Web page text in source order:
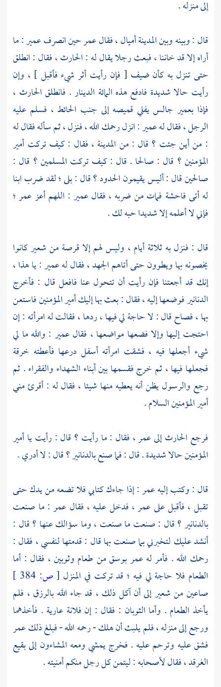
إلى منزله .
قال : وبينه وبينالمدينةأميال ، فقالعمرحين انصرفعمير: ما
أراه إلا قد خاننا ، فبعث رجلا يقال له :الحارث، فقال : انطلق
حتى تنزل به كأن ضيف [ فإن رأيت أثر شيء فأقبل ] ، وإن
رأيت حالا شديدة فادفع هذه المائة الدينار . فانطلقالحارث ،
فإذا بعمير جالس يفلي قميصه إلى جنب الحائط ، فسلم عليه
الرجل ، فقال لهعمير: انزل رحمك الله ، فنزل ، ثم سأله فقال له
: من أين جئت ؟ قال : من المدينة ، فقال : كيف تركت أمير
المؤمنين ؟ قال : صالحا . قال : كيف تركت المسلمين ؟ قال :
صالحين قال : أليس يقيمون الحدود ؟ قال : بلى ؛ لقد ضرب ابنا
له أتى فاحشة فمات من ضربه ، فقالعمير : اللهم أعزعمر؛
فإني لا أعلمه إلا شديدا حبه لك .
قال : فنزل به ثلاثة أيام ، وليس لهم إلا قرصة من شعير كانوا
يخصونه بها ويطوون حتى أتاهم الجهد ، فقال لهعمير: يا هذا ،
إنك قد أجعتنا فإن رأيت أن تتحول عنا فافعل قال : فأخرج
الدنانير فوضعها إليه ، فقال : بعث بها إليك أمير المؤمنين فاستعن
بها ، فصاح قال : لا حاجة لي فيها ، ردها ، فقالت له امرأته : إن
احتجت إليها وإلا فضعها مواضعها ، فقالعمير : والله ما لي
شيء أجعلها فيه ، فشقت امرأته أسفل درعها فأعطته خرقة
فجعلها فيها ، ثم خرج فقسمها بين أبناء الشهداء والفقراء . ثم
رجع والرسول يظن أنه يعطيه منها شيئا ، فقال له : أقرئ مني
أمير المؤمنين السلام .
فرجع الحارثإلىعمر، فقال : ما رأيت ؟ قال : رأيت يا أمير
المؤمنين حالا شديدة . قال : فما صنع بالدنانير ؟ قال : لا أدري .
قال : وكتب إليهعمر: إذا جاءك كتابي فلا تضعه من يدك حتى
تقبل ، فأقبل علىعمر، فدخل عليه ، فقال عمر : ما صنعت
بالدنانير ؟ قال : صنعت ما صنعت ، وما سؤالك عنها ؟ قال :
أنشد عليك لتخبرني بما صنعت بها قال : قدمتها لنفسي ، فقال :
رحمك الله . فأمر لهعمربوسق من طعام وثوبين ، فقال : أما
الطعام فلا حاجة لي فيه ؛ قد تركت في المنزل [ص:
صاعين من شعير إلى أن آكل ذلك ، قد جاء الله بالرزق ، فلم
يأخذ الطعام . وأما الثوبان : فقال : إن فلانة عارية . فأخذهما
ورجع إلى منزله ، فلم يلبث أن هلك - رحمه الله - فبلغ ذلكعمر
فشق عليه وترحم عليه . فخرج يمشي ومعه المشاءون إلىبقيع
الغرقد، فقال لأصحابه : ليتمن كل رجل منكم أمنيته .